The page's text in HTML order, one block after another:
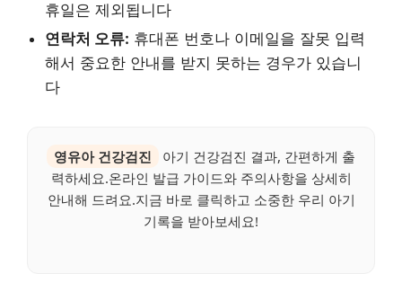
휴일은 제외됩니다
연락처 오류: 휴대폰 번호나 이메일을 잘못 입력
해서 중요한 안내를 받지 못하는 경우가 있습니
다
영유아 건강검진
아기 건강검진 결과, 간편하게 출
력하세요.온라인 발급 가이드와 주의사항을 상세히
안내해 드려요.지금 바로 클릭하고 소중한 우리 아기
기록을 받아보세요!